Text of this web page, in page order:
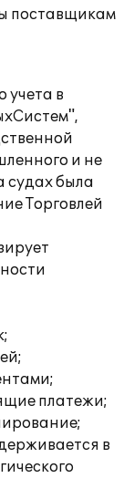
поставщикам
учета в
и не
судах была
Торговлей
платежи;
в